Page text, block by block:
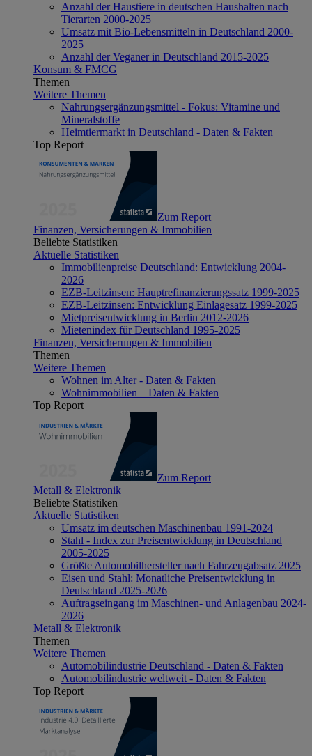
Anzahl der Haustiere in deutschen Haushalten nach
Tierarten 2000-2025
Umsatz mit Bio-Lebensmitteln in Deutschland 2000-
2025
Anzahl der Veganer in Deutschland 2015-2025
Konsum & FMCG
Themen
Weitere Themen
Nahrungsergänzungsmittel - Fokus: Vitamine und
Mineralstoffe
Heimtiermarkt in Deutschland - Daten & Fakten
Top Report
Zum Report
Finanzen, Versicherungen & Immobilien
Beliebte Statistiken
Aktuelle Statistiken
Immobilienpreise Deutschland: Entwicklung 2004-
2026
EZB-Leitzinsen: Hauptrefinanzierungssatz 1999-2025
EZB-Leitzinsen: Entwicklung Einlagesatz 1999-2025
Mietpreisentwicklung in Berlin 2012-2026
Mietenindex für Deutschland 1995-2025
Finanzen, Versicherungen & Immobilien
Themen
Weitere Themen
Wohnen im Alter - Daten & Fakten
Wohnimmobilien – Daten & Fakten
Top Report
Zum Report
Metall & Elektronik
Beliebte Statistiken
Aktuelle Statistiken
Umsatz im deutschen Maschinenbau 1991-2024
Stahl - Index zur Preisentwicklung in Deutschland
2005-2025
Größte Automobilhersteller nach Fahrzeugabsatz 2025
Eisen und Stahl: Monatliche Preisentwicklung in
Deutschland 2025-2026
Auftragseingang im Maschinen- und Anlagenbau 2024-
2026
Metall & Elektronik
Themen
Weitere Themen
Automobilindustrie Deutschland - Daten & Fakten
Automobilindustrie weltweit - Daten & Fakten
Top Report